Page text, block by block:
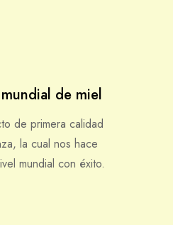
de miel
de primera calidad
la cual nos hace
mundial con éxito.